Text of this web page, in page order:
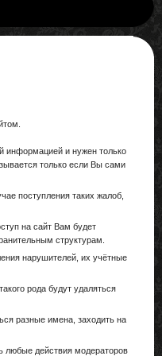
информацией и нужен только
только если Вы сами
поступления таких жалоб,
на сайт Вам будет
структурам.
нарушителей, их учётные
рода будут удаляться
разные имена, заходить на
любые действия модераторов